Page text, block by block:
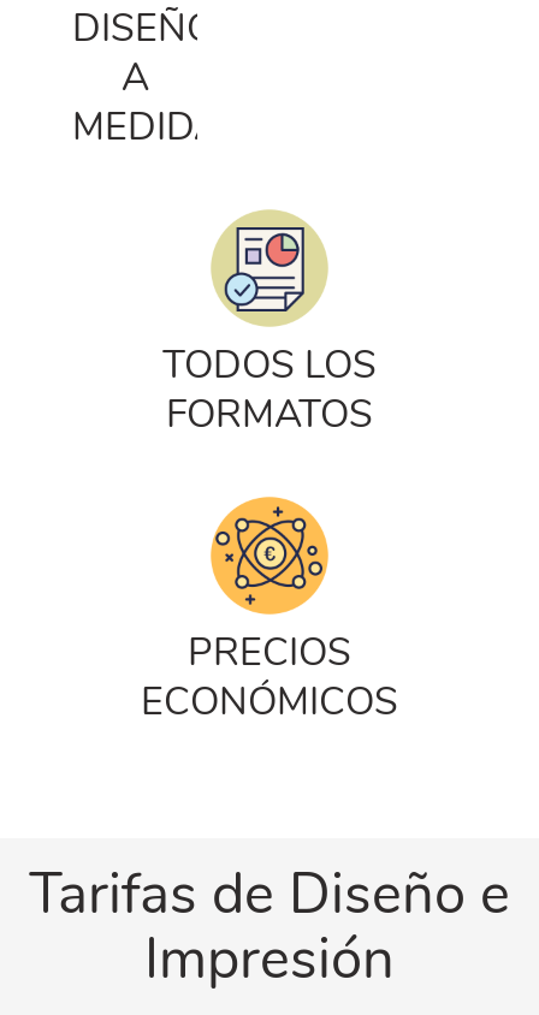
DISEÑOS
A
MEDIDA
TODOS LOS
FORMATOS
PRECIOS
ECONÓMICOS
Tarifas de Diseño e
Impresión